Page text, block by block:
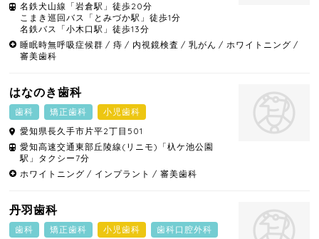
名鉄犬山線「岩倉駅」徒歩20分
こまき巡回バス「とみづか駅」徒歩1分
名鉄バス「小木口駅」徒歩13分
睡眠時無呼吸症候群
痔 内視鏡検査 乳がん
ホワイトニング
審美歯科
はなのき歯科
歯科 矯正歯科
小児歯科
愛知県長久手市 片平2丁目501
愛知高速交通東部丘陵線(リニモ)「杁ケ池公園
駅」タクシー7分
ホワイトニング
インプラント 審美歯科
丹羽歯科
歯科 矯正歯科 小児歯科
歯科口腔外科